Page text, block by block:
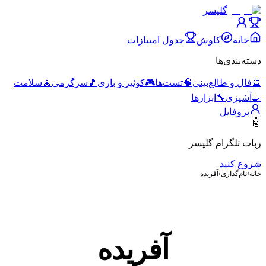
گلپسر
خانه کاوش جدول امتیازات
دسته‌بندی‌ها
🔮فال و طالع‌بینی🧠تست‌ها🎮کوئیز و بازی 🎵 سرگرمی 🧘 سلامت
🍳 آشپزی🔧 ابزارها
پروفایل
🤖
ربات تلگرام گلپسر
شروع کنید
خانه›نام‌گذاری› آفریده
آفریده